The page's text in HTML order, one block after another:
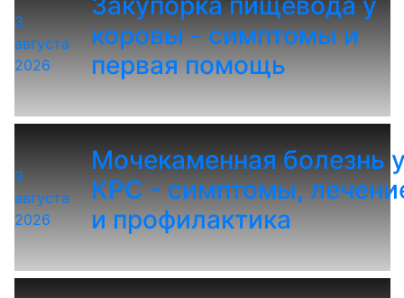
3
августа
2026
коровы - симптомы и
первая помощь
3
августа
2026
Мочекаменная болезнь
КРС - симптомы,
и профилактика